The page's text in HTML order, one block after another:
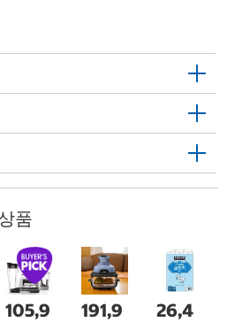
품
105,9
191,9
26,4